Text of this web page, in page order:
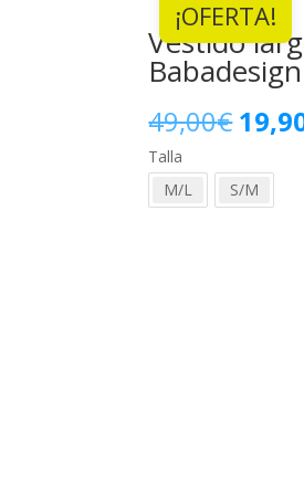
¡OFERTA!
Vestido
49,00€El
precio
Talla
M/L
S/M